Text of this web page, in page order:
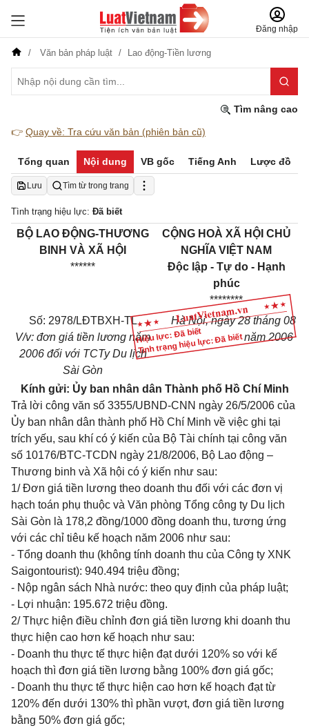
Đăng nhập
Văn bản pháp luật Lao động-Tiền lương
Tìm nâng cao
👉 Quay về: Tra cứu văn bản (phiên bản cũ)
Tổng quan Nội dung VB gốc Tiếng Anh Lược đồ
Lưu Tìm từ trong trang
Tình trạng hiệu lực: Đã biết
Hiệu lực: Đã biết
Tình trạng hiệu lực: Đã biết
BỘ LAO ĐỘNG-THƯƠNG
BINH VÀ XÃ HỘI
******
CỘNG HOÀ XÃ HỘI CHỦ
NGHĨA VIỆT NAM
Độc lập - Tự do - Hạnh
phúc
********
Số: 2978/LĐTBXH-TL
V/v: đơn giá tiền lương năm
2006 đối với TCTy Du lịch
Sài Gòn
Hà Nội, ngày 28 tháng 08
năm 2006
Kính gửi: Ủy ban nhân dân Thành phố Hồ Chí Minh
Trả lời công văn số 3355/UBND-CNN ngày 26/5/2006 của
Ủy ban nhân dân thành phố Hồ Chí Minh về việc ghi tại
trích yếu, sau khí có ý kiến của Bộ Tài chính tại công văn
số 10176/BTC-TCDN ngày 21/8/2006, Bộ Lao động –
Thương binh và Xã hội có ý kiến như sau:
1/ Đơn giá tiền lương theo doanh thu đối với các đơn vị
hạch toán phụ thuộc và Văn phòng Tổng công ty Du lịch
Sài Gòn là 178,2 đồng/1000 đồng doanh thu, tương ứng
với các chỉ tiêu kế hoạch năm 2006 như sau:
- Tổng doanh thu (không tính doanh thu của Công ty XNK
Saigontourist): 940.494 triệu đồng;
- Nộp ngân sách Nhà nước: theo quy định của pháp luật;
- Lợi nhuận: 195.672 triệu đồng.
2/ Thực hiện điều chỉnh đơn giá tiền lương khi doanh thu
thực hiện cao hơn kế hoạch như sau:
- Doanh thu thực tế thực hiện đạt dưới 120% so với kế
hoạch thì đơn giá tiền lương bằng 100% đơn giá gốc;
- Doanh thu thực tế thực hiện cao hơn kế hoạch đạt từ
120% đến dưới 130% thì phần vượt, đơn giá tiền lương
bằng 50% đơn giá gốc;